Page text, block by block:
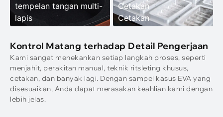
tempelan tangan multi-
lapis
Cetakan
Cetakan
Kontrol Matang terhadap Detail Pengerjaan
Kami sangat menekankan setiap langkah proses, seperti
menjahit, perakitan manual, teknik ritsleting khusus,
cetakan, dan banyak lagi. Dengan sampel kasus EVA yang
disesuaikan, Anda dapat merasakan keahlian kami dengan
lebih jelas.